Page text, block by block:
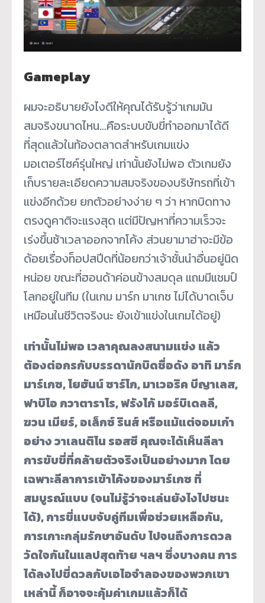
Gameplay
ผมจะอธิบายยังไงดีให้คุณได้รับรู้ว่าเกมมัน
สมจริงขนาดไหน…คือระบบขับขี่ทำออกมาได้ดี
ที่สุดแล้วในท้องตลาดสำหรับเกมแข่ง
มอเตอร์ไซค์รุ่นใหญ่ เท่านั้นยังไม่พอ ตัวเกมยัง
เก็บรายละเอียดความสมจริงของบริษัทรถที่เข้า
แข่งอีกด้วย ยกตัวอย่างง่าย ๆ ว่า หากบิดทาง
ตรงดูคาติจะแรงสุด แต่มีปัญหาที่ความเร็วจะ
เร่งขึ้นช้าเวลาออกจากโค้ง ส่วนยามาฮ่าจะมีข้อ
ด้อยเรื่องท็อปสปีดที่น้อยกว่าเจ้าชั้นนำอื่นอยู่นิด
หน่อย ขณะที่ฮอนด้าค่อนข้างสมดุล แถมมีแชมป์
โลกอยู่ในทีม (ในเกม มาร์ก มาเกซ ไม่ได้บาดเจ็บ
เหมือนในชีวิตจริงนะ ยังเข้าแข่งในเกมได้อยู่)
เท่านั้นไม่พอ เวลาคุณลงสนามแข่ง แล้ว
ต้องต่อกรกับบรรดานักบิดชื่อดัง อาทิ มาร์ก
มาร์เกซ, โยฮันน์ ซาร์โก, มาเวอริค บีญาเลส,
ฟาบิโอ กวาตาราโร, ฟรังโก้ มอร์บิเดลลี,
ฆวน เมียร์, อเล็กซ์ รินส์ หรือแม้แต่จอมเก๋า
อย่าง วาเลนติโน รอสซี คุณจะได้เห็นลีลา
การขับขี่ที่คล้ายตัวจริงเป็นอย่างมาก โดย
เฉพาะลีลาการเข้าโค้งของมาร์เกซ ที่
สมบูรณ์แบบ (จนไม่รู้ว่าจะเล่นยังไงไปชนะ
ได้), การขี่แบบจับคู่ทีมเพื่อช่วยเหลือกัน,
การเกาะกลุ่มรักษาอันดับ ไปจนถึงการดวล
วัดใจกันในแลปสุดท้าย ฯลฯ ซึ่งบางคน การ
ได้ลงไปขี่ดวลกับเอไอจำลองของพวกเขา
เหล่านี้ ก็อาจจะคุ้มค่าเกมแล้วก็ได้